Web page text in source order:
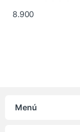
8.900
Menú